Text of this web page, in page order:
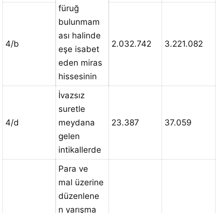
füruğ
bulunmam
ası halinde
eşe isabet
eden miras
hissesinin
4/b 2.032.742 3.221.082
4/d
İvazsız
suretle
meydana
gelen
intikallerde
23.387 37.059
Para ve
mal üzerine
düzenlene
n yarışma